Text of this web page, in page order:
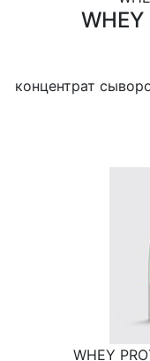
концентрат
WHEY